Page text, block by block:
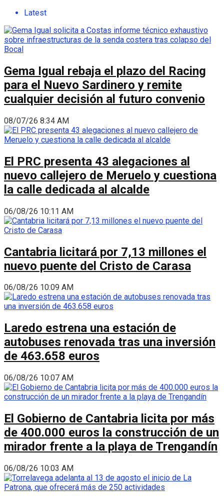
Latest
Gema Igual rebaja el plazo del Racing
para el Nuevo Sardinero y remite
cualquier decisión al futuro convenio
08/07/26 8:34 AM
El PRC presenta 43 alegaciones al
nuevo callejero de Meruelo y cuestiona
la calle dedicada al alcalde
06/08/26 10:11 AM
Cantabria licitará por 7,13 millones el
nuevo puente del Cristo de Carasa
06/08/26 10:09 AM
Laredo estrena una estación de
autobuses renovada tras una inversión
de 463.658 euros
06/08/26 10:07 AM
El Gobierno de Cantabria licita por más
de 400.000 euros la construcción de un
mirador frente a la playa de Trengandín
06/08/26 10:03 AM